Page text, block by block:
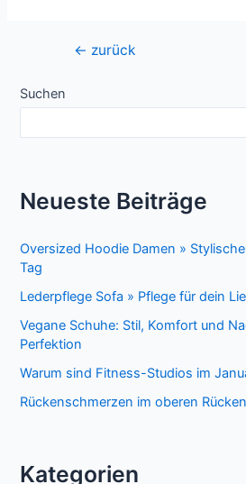
Beitragsnavigation
← zurück
Suchen
Neueste Beiträge
Oversized Hoodie Damen »
Tag
Lederpflege Sofa » Pflege für dein
Vegane Schuhe: Stil, Komfort und
Perfektion
Warum sind Fitness-Studios im
Rückenschmerzen im oberen
Kategorien